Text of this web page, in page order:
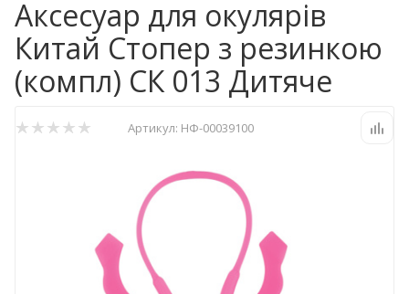
Аксесуар для окулярів
Китай Стопер з резинкою
(компл) СК 013 Дитяче
Артикул: НФ-00039100